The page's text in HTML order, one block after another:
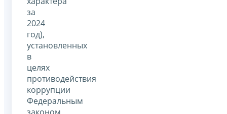
за
2024
год),
установленных
в
целях
противодействия
коррупции
Федеральным
законом